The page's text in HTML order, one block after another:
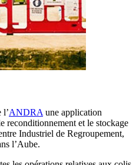
l’ANDRA une application
reconditionnement et le stockage
Industriel de Regroupement,
l’Aube.